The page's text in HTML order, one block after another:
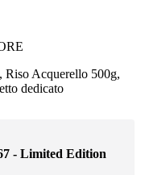
Riso Acquerello 500g,
dedicato
- Limited Edition